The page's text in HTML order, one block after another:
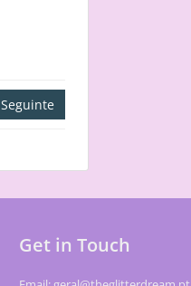
Seguinte
Get in Touch